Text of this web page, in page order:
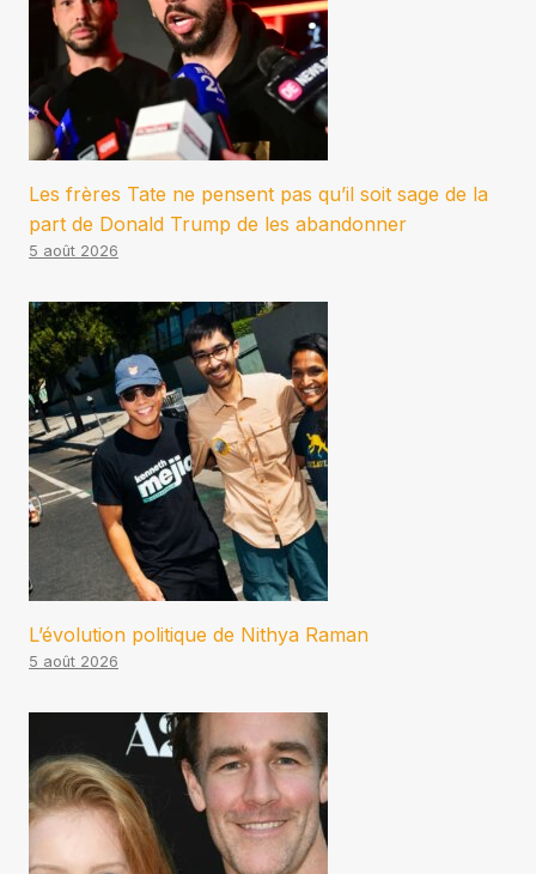
Les frères Tate ne pensent pas qu’il soit sage de la
part de Donald Trump de les abandonner
5 août 2026
L’évolution politique de Nithya Raman
5 août 2026